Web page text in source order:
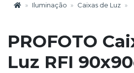
Iluminação Caixas de Luz
PROFOTO
Luz RFI